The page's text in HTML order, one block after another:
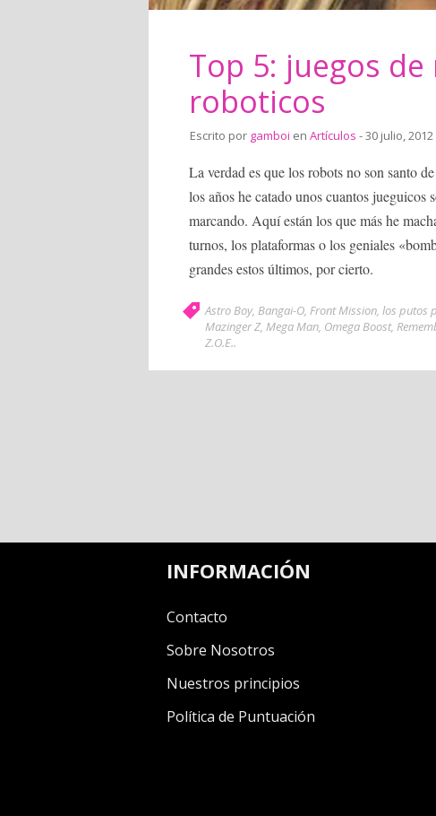
Top 5: juegos de
roboticos
Escrito por gamboi en Artículos - 30 julio, 2012
La verdad es que los robots no son santo
los años he catado unos cuantos jueguicos
marcando. Aquí están los que más he
turnos, los plataformas o los geniales
grandes estos últimos, por cierto.
Astro Boy, Bangai-O, Front Mission, los putos
Mazinger Z, Mega Man, Omega Boost,
Z.O.E..
INFORMACIÓN
Contacto
Sobre Nosotros
Nuestros principios
Política de Puntuación